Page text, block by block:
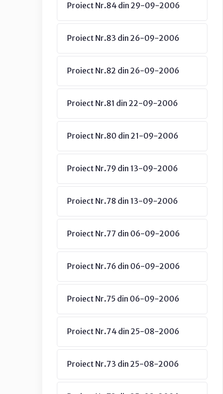
Proiect Nr.84 din 29-09-2006
Proiect Nr.83 din 26-09-2006
Proiect Nr.82 din 26-09-2006
Proiect Nr.81 din 22-09-2006
Proiect Nr.80 din 21-09-2006
Proiect Nr.79 din 13-09-2006
Proiect Nr.78 din 13-09-2006
Proiect Nr.77 din 06-09-2006
Proiect Nr.76 din 06-09-2006
Proiect Nr.75 din 06-09-2006
Proiect Nr.74 din 25-08-2006
Proiect Nr.73 din 25-08-2006